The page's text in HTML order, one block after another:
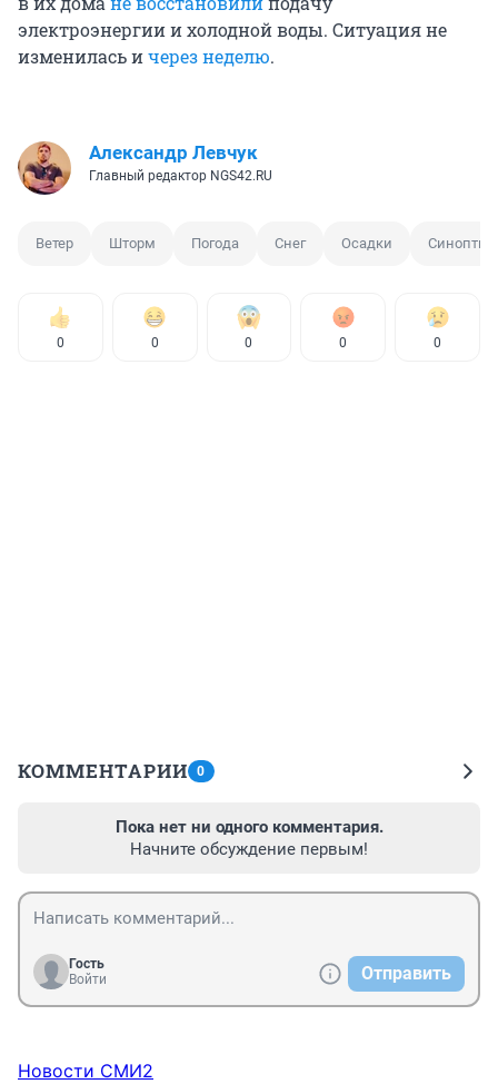
электроэнергии и холодной воды. Ситуация не
изменилась ичерез неделю.
Александр Левчук
Главный редактор NGS42.RU
Ветер Шторм Погода Снег Осадки Синоптик
0 0 0 0 0
КОММЕНТАРИИ 0
Пока нет ни одного комментария.
Начните обсуждение первым!
Гость
Войти
Отправить
Новости СМИ2